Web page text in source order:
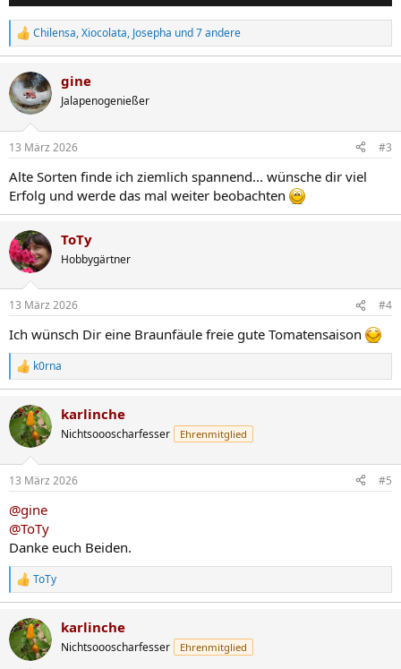
R
e
k
t
i
e
:
Chilensa,Xiocolata, Josepha und 7 andere
gine
Jalapenogenießer
13 März 2026 #3
Alte Sorten finde ich ziemlich spannend... wünsche dir viel
Erfolg und werde das mal weiter beobachten
ToTy
Hobbygärtner
13 März 2026 #4
Ich wünsch Dir eine Braunfäule freie gute Tomatensaison
R
e
k
i
e
:
k0rna
karlinche
Nichtsoooscharfesser Ehrenmitglied
13 März 2026 #5
@gine
@ToTy
Danke euch Beiden.
R
e
k
i
ToTy
karlinche
Nichtsoooscharfesser Ehrenmitglied